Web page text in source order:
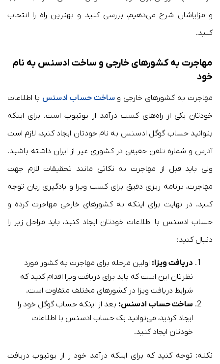
و مزایاشان شرح می‌دهیم، بررسی کنید و بهترین راه را انتخاب
کنید.
مهاجرت به کشورهای خارجی و ساخت ادسنس به نام
خود
مهاجرت به کشورهای خارجی وساخت حساب ادسنس با اطلاعات
خودتان یکی از راه‌های کسب درآمد از یوتیوب است. برای اینکه
بتوانید حساب گوگل ادسنس به نام خودتان ایجاد کنید، لازم است
آدرس و شماره تلفن حقیقی در کشوری غیر از ایران داشته باشید.
ولی باید قبل از مهاجرت به نکاتی مانند تحقیقات لازم جهت
مهاجرت، برنامه ریزی دقیق برای کسب ویزا و یادگیری زبان توجه
کنید. در نهایت برای اینکه به کشورهای خارجی مهاجرت کرده و
حساب ادسنس با اطلاعات خودتان ایجاد کنید، باید مراحل زیر را
دنبال کنید:
دریافت ویزا: اولین مرحله برای مهاجرت به کشور مورد
نظرتان این است که باید برای دریافت ویزا اقدام کنید که
شرایط دریافت ویزا در کشورهای مختلف متفاوت است.
ساخت حساب ادسنس: بعد از اینکه حساب گوگل خود را
ایجاد کردید، می‌توانید یک حساب ادسنس با اطلاعات
خودتان ایجاد کنید.
نکته: توجه کنید که برای اینکه درآمد خود را از یوتیوب دریافت